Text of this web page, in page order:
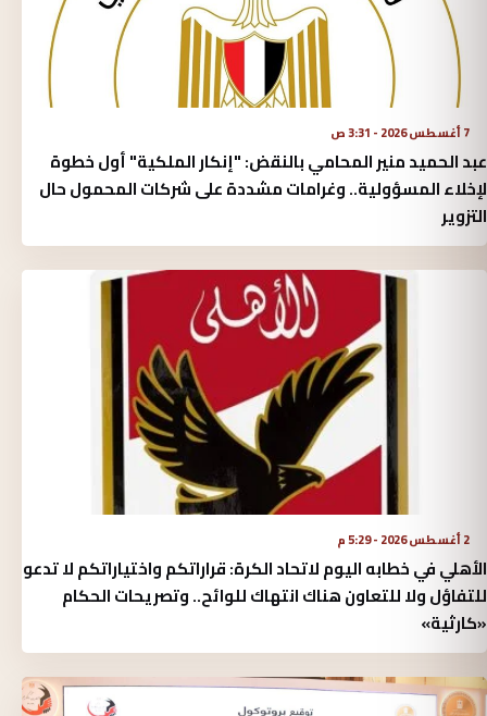
7 أغسطس 2026 - 3:31 ص
عبد الحميد منير المحامي بالنقض: "إنكار الملكية" أول خطوة
لإخلاء المسؤولية.. وغرامات مشددة على شركات المحمول حال
التزوير
2 أغسطس 2026 - 5:29 م
الأهلي في خطابه اليوم لاتحاد الكرة:‏ قراراتكم واختياراتكم لا تدعو
للتفاؤل ولا للتعاون هناك انتهاك للوائح.. وتصريحات الحكام
«كارثية»‏